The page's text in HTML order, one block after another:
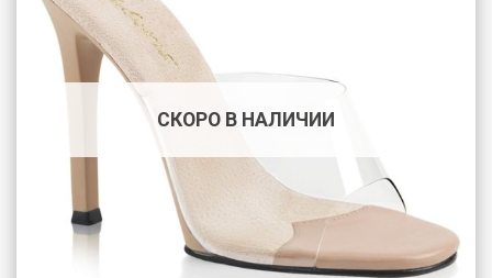
СКОРО В НАЛИЧИИ